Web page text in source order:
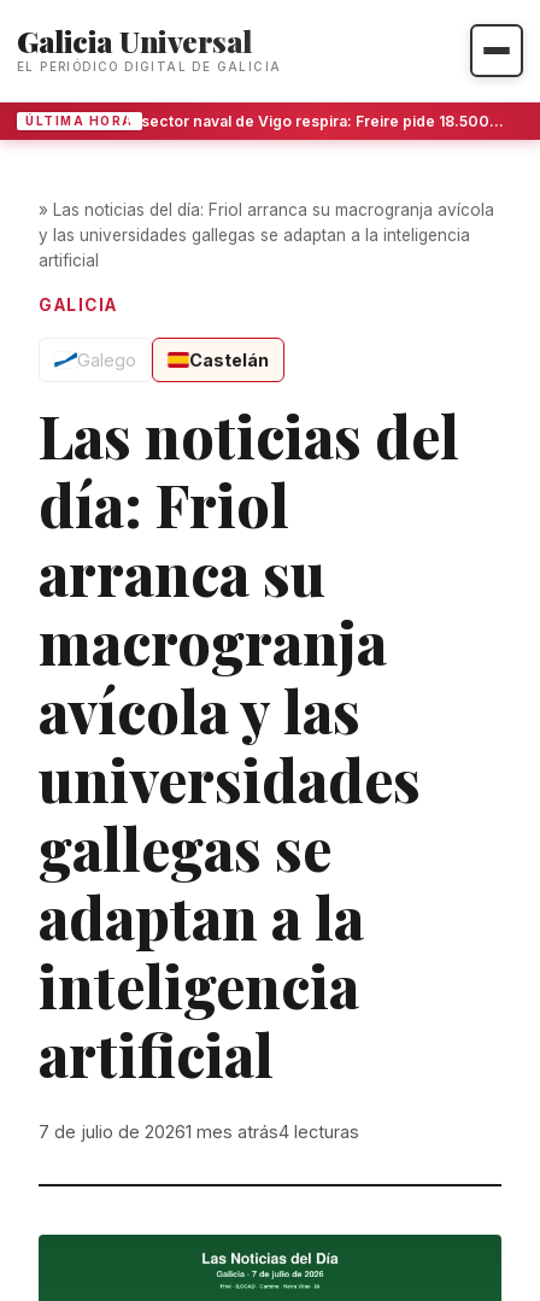
Galicia Universal
EL PERIÓDICO DIGITAL DE GALICIA
ÚLTIMA HORA El sector naval de Vigo respira: Freire pide 18.500 metros más en San Gregorio ante la avalancha de trabajo
» Las noticias del día: Friol arranca su macrogranja avícola
y las universidades gallegas se adaptan a la inteligencia
artificial
GALICIA
Galego Castelán
Las noticias del
día: Friol
arranca su
macrogranja
avícola y las
universidades
gallegas se
adaptan a la
inteligencia
artificial
7 de julio de 20261 mes atrás4 lecturas